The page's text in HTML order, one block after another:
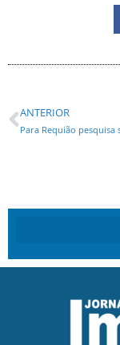
ANTERIOR